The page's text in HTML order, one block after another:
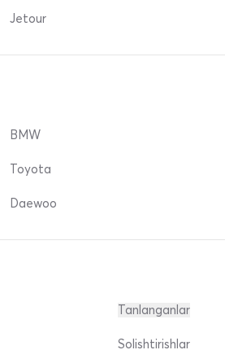
Jetour
BMW
Toyota
Daewoo
Tanlanganlar
Solishtirishlar